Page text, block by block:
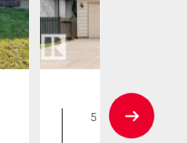
Maison
5 CAC , 3
SDB